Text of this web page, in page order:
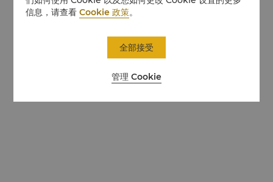
信息，请查看Cookie 政策。
管理 Cookie
全部接受